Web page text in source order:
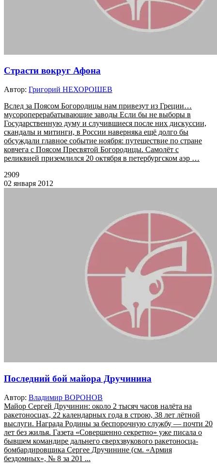
Страсти вокруг Афона
Автор: Григорий НЕХОРОШЕВ
Вслед за Поясом Богородицы нам привезут из Греции…
мусороперерабатывающие заводы Если бы не выборы в
Государственную думу и случившиеся после них дискуссии,
скандалы и митинги, в России наверняка ещё долго бы
обсуждали главное событие ноября: путешествие по стране
ковчега с Поясом Пресвятой Богородицы. Самолёт с
реликвией приземлился 20 октября в петербургском аэр …
2909
02 января 2012
Последний бой майора Дручинина
Автор: Владимир ВОРОНОВ
Майор Сергей Дручинин: около 2 тысяч часов налёта на
ракетоносцах, 22 календарных года в строю, 38 лет лётной
выслуги. Награда Родины за беспорочную службу — почти 20
лет без жилья. Газета «Совершенно секретно» уже писала о
бывшем командире дальнего сверхзвукового ракетоносца-
бомбардировщика Сергее Дручинине (см. «Армия
бездомных», № 8 за 201 ...